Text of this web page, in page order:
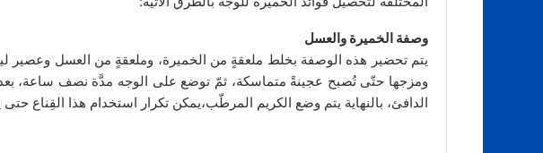
وصفة الخميرة والعسل
يتم تحضير هذه الوصفة بخلط ملعقةٍ من الخميرة، وملعقةٍ من العسل وعصير
ومزجها حتّى تُصبح عجينةً متماسكة، ثمّ توضع على الوجه مدَّة نصف ساعة، بعد
الدافئ، بالنهاية يتم وضع الكريم المرطّب،يمكن تكرار استخدام هذا القِناع